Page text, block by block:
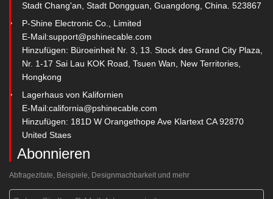
Stadt Chang'an, Stadt Dongguan, Guangdong, China. 523867
P-Shine Electronic Co., Limited
E-Mail:support@pshinecable.com
Hinzufügen: Büroeinheit Nr. 3, 13. Stock des Grand City Plaza,
Nr. 1-17 Sai Lau KOK Road, Tsuen Wan, New Territories,
Hongkong
Lagerhaus von Kalifornien
E-Mail:california@pshinecable.com
Hinzufügen: 181D W Orangethope Ave Klartext CA 92870
United Staes
Abonnieren
Abfragezitate, Beispiele, Designmachbarkeit und mehr